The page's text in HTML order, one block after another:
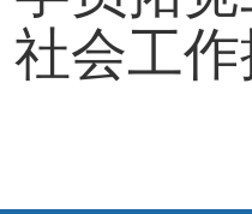
社会工